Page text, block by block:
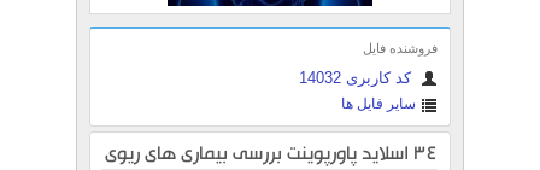
فروشنده فایل
کد کاربری 14032
سایر فایل ها
34 اسلاید پاورپوینت بررسی بیماری های ریوی